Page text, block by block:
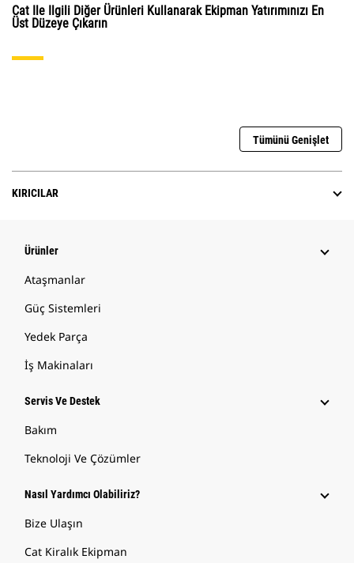
Cat Ile Ilgili Diğer Ürünleri Kullanarak Ekipman Yatırımınızı En
Üst Düzeye Çıkarın
Tümünü Genişlet
KIRICILAR
Ürünler
Ataşmanlar
Güç Sistemleri
Yedek Parça
İş Makinaları
Servis Ve Destek
Bakım
Teknoloji Ve Çözümler
Nasıl Yardımcı Olabiliriz?
Bize Ulaşın
Cat Kiralık Ekipman